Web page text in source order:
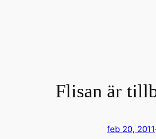
Flisan är
feb 20, 2011